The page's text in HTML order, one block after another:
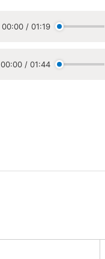
00:00 / 01:19
00:00 / 01:44